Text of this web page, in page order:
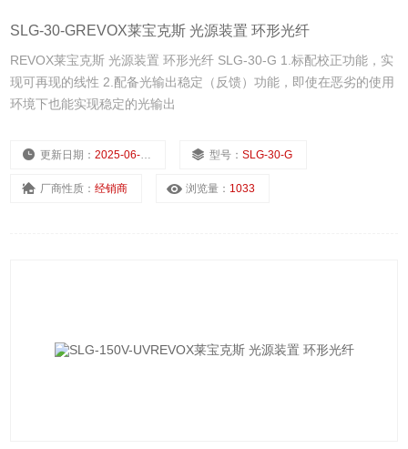
SLG-30-GREVOX莱宝克斯 光源装置 环形光纤
REVOX莱宝克斯 光源装置 环形光纤 SLG-30-G 1.标配校正功能，实
现可再现的线性 2.配备光输出稳定（反馈）功能，即使在恶劣的使用
环境下也能实现稳定的光输出
更新日期：2025-06-28 型号：SLG-30-G
厂商性质：经销商 浏览量： 1033